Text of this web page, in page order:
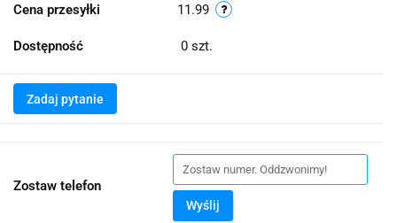
Cena przesyłki 11.99
Dostępność 0 szt.
Zadaj pytanie
Zostaw telefon
Wyślij